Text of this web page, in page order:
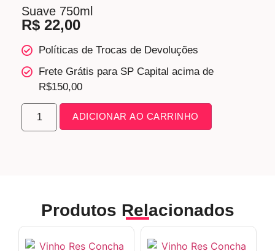
Suave 750ml
R$ 22,00
Políticas de Trocas de Devoluções
Frete Grátis para SP Capital acima de
R$150,00
ADICIONAR AO CARRINHO
Produtos Relacionados